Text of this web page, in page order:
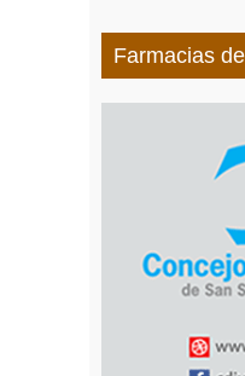
Farmacias